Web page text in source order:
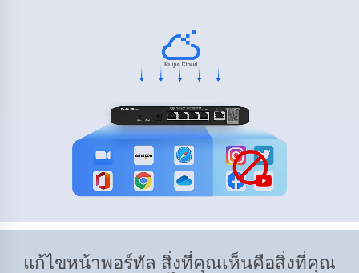
แก้ไขหน้าพอร์ทัล สิ่งที่คุณเห็นคือสิ่งที่คุณ